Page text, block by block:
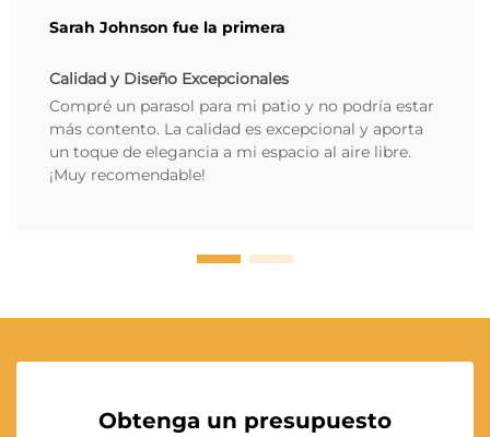
Sarah Johnson fue la primera
Calidad y Diseño Excepcionales
Compré un parasol para mi patio y no podría estar
más contento. La calidad es excepcional y aporta
un toque de elegancia a mi espacio al aire libre.
¡Muy recomendable!
Obtenga un presupuesto